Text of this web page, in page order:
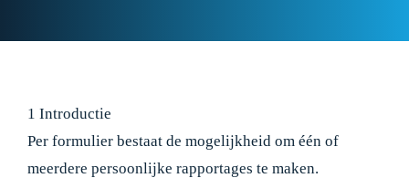
1 Introductie
Per formulier bestaat de mogelijkheid om één of
meerdere persoonlijke rapportages te maken.